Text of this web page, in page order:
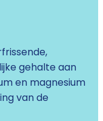
gehalte aan
en magnesium
van de